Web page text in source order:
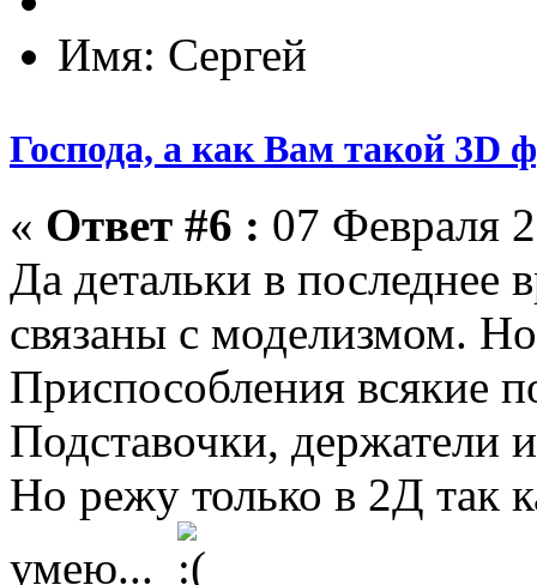
Имя: Сергей
Господа, а как Вам такой 3D
« Ответ #6 : 07 Февраля
Да детальки в последнее
связаны с моделизмом.
Приспособления всякие
Подставочки, держатели
Но режу только в 2Д так
умею...